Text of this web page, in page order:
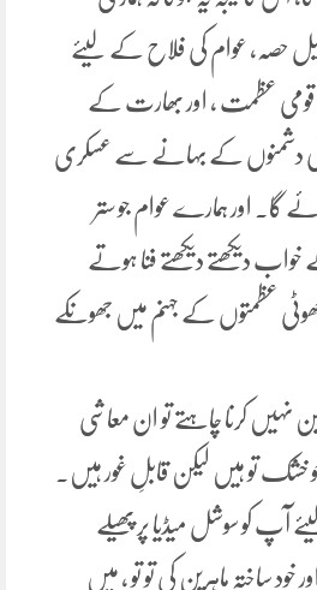
حصہ، عوام کی فلاح کے لیئے
قومی عظمت ، اور بھارت کے
دشمنوں کے بہانے سے عسکری
گا۔ اور ہمارے عوام جو ستر
دیکھتے دیکھتے فنا ہوتے
عظمتوں کے جہنم میں جھونکے
نہیں کرنا چاہتے تو ان معاشی
خشک تو ہیں لیکن قابلِ غور ہیں۔
آپ کو سوشل میڈیا پر پھیلے
ساختہ ماہرین کی تو تو ، میں